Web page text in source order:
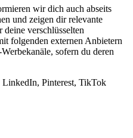
wir dich auch abseits
und zeigen dir relevante
verschlüsselten
folgenden externen Anbietern
sofern du deren
Pinterest, TikTok